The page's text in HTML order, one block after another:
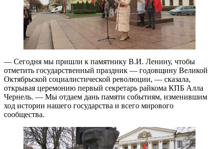
— Сегодня мы пришли к памятнику В.И. Ленину, чтобы
отметить государственный праздник — годовщину Великой
Октябрьской социалистической революции, — сказала,
открывая церемонию первый секретарь райкома КПБ Алла
Чернель. — Мы отдаем дань памяти событиям, изменившим
ход истории нашего государства и всего мирового
сообщества.